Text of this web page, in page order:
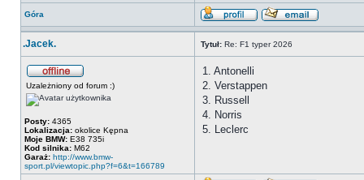
Góra
.Jacek. Tytuł: Re: F1 typer 2026
Uzależniony od forum :)
Posty: 4365
Lokalizacja: okolice Kępna
Moje BMW: E38 735i
Kod silnika: M62
Garaż: http://www.bmw-
sport.pl/viewtopic.php?f=6&t=166789
1. Antonelli
2. Verstappen
3. Russell
4. Norris
5. Leclerc